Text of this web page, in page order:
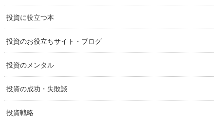
投資に役立つ本
投資のお役立ちサイト・ブログ
投資のメンタル
投資の成功・失敗談
投資戦略